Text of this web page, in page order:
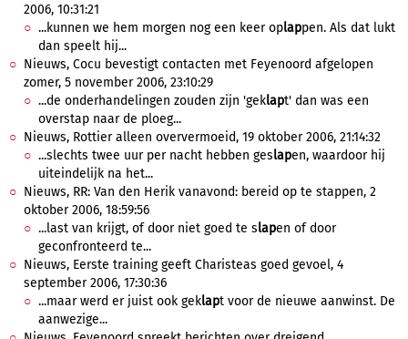
2006, 10:31:21
...kunnen we hem morgen nog een keer oplappen. Als dat lukt
dan speelt hij...
Nieuws, Cocu bevestigt contacten met Feyenoord afgelopen
zomer, 5 november 2006, 23:10:29
...de onderhandelingen zouden zijn 'geklapt' dan was een
overstap naar de ploeg...
Nieuws, Rottier alleen oververmoeid, 19 oktober 2006, 21:14:32
...slechts twee uur per nacht hebben geslapen, waardoor hij
uiteindelijk na het...
Nieuws, RR: Van den Herik vanavond: bereid op te stappen, 2
oktober 2006, 18:59:56
...last van krijgt, of door niet goed te slapen of door
geconfronteerd te...
Nieuws, Eerste training geeft Charisteas goed gevoel, 4
september 2006, 17:30:36
...maar werd er juist ook geklapt voor de nieuwe aanwinst. De
aanwezige...